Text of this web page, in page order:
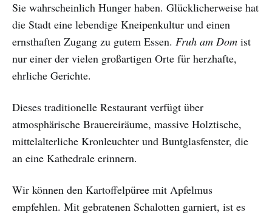
Sie wahrscheinlich Hunger haben. Glücklicherweise hat
die Stadt eine lebendige Kneipenkultur und einen
ernsthaften Zugang zu gutem Essen. Fruh am Dom ist
nur einer der vielen großartigen Orte für herzhafte,
ehrliche Gerichte.
Dieses traditionelle Restaurant verfügt über
atmosphärische Brauereiräume, massive Holztische,
mittelalterliche Kronleuchter und Buntglasfenster, die
an eine Kathedrale erinnern.
Wir können den Kartoffelpüree mit Apfelmus
empfehlen. Mit gebratenen Schalotten garniert, ist es